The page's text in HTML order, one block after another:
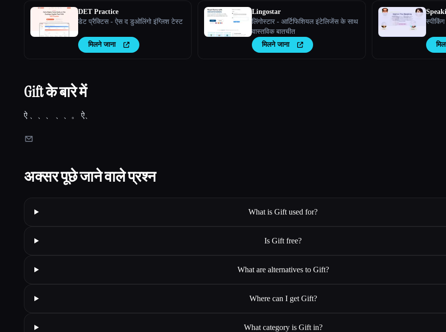
DET Practice
डेट प्रैक्टिस - ऐस द डुओलिंगो इंग्लिश टेस्ट
मिलने जाना
Lingostar
लिंगोस्टार - आर्टिफिशियल इंटेलिजेंस के साथ
वास्तविक बातचीत
मिलने जाना
Gift के बारे में
ऐ 、、、 、、。 ऐ、
अक्सर पूछे जाने वाले प्रश्न
What is Gift used for?
Is Gift free?
What are alternatives to Gift?
Where can I get Gift?
What category is Gift in?